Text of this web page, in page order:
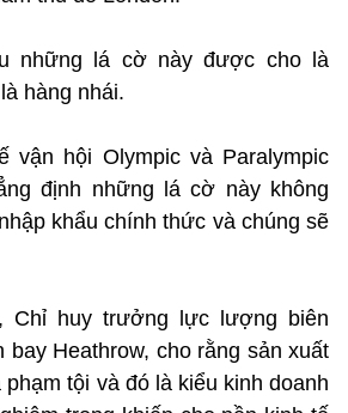
những lá cờ này được cho là
hàng nhái.
vận hội Olympic và Paralympic
định những lá cờ này không
khẩu chính thức và chúng sẽ
Chỉ huy trưởng lực lượng biên
bay Heathrow, cho rằng sản xuất
tội và đó là kiểu kinh doanh